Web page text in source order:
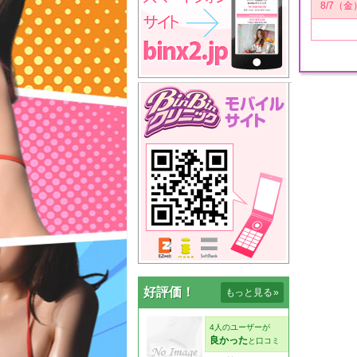
好評価！ もっと見る»
8/7（金）